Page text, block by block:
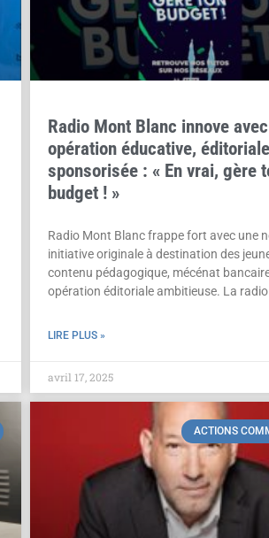
Radio Mont Blanc innove
opération éducative,
sponsorisée : « En vrai, gère
budget ! »
Radio Mont Blanc frappe fort avec une
initiative originale à destination des
contenu pédagogique, mécénat
opération éditoriale ambitieuse. La radio
LIRE PLUS »
avril 17, 2025
ACTIONS